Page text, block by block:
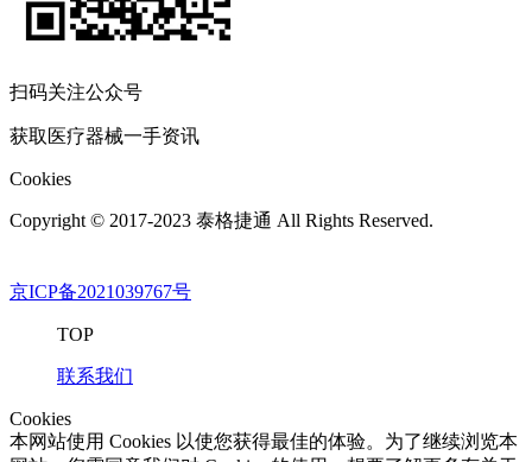
扫码关注公众号
获取医疗器械一手资讯
Cookies
Copyright © 2017-2023 泰格捷通 All Rights Reserved.
京ICP备2021039767号
TOP
联系我们
Cookies
本网站使用 Cookies 以使您获得最佳的体验。为了继续浏览本